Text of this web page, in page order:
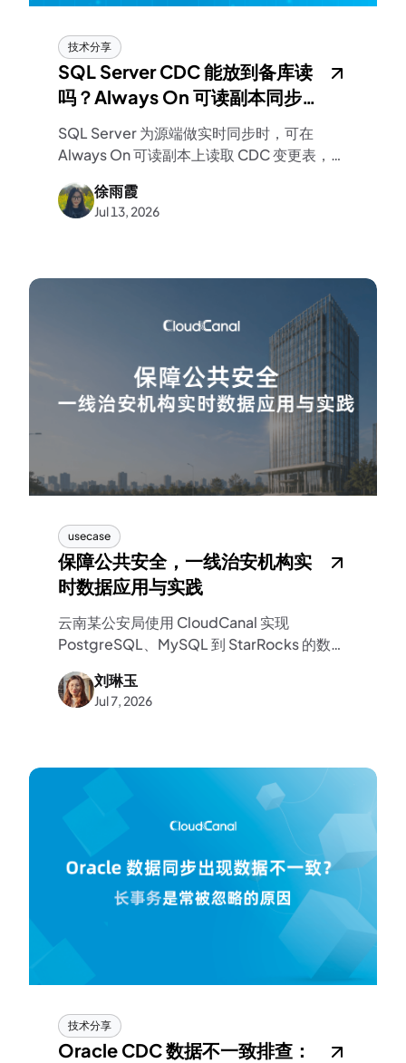
技术分享
SQL Server CDC 能放到备库读
吗？Always On 可读副本同步优
化实践
SQL Server 为源端做实时同步时，可在
Always On 可读副本上读取 CDC 变更表，把
持最小读权限，并复用已有高可用架构。
徐雨霞
Jul 13, 2026
usecase
保障公共安全，一线治安机构实
时数据应用与实践
云南某公安局使用 CloudCanal 实现
PostgreSQL、MySQL 到 StarRocks 的数据
最小化，助力公共安全治理。
刘琳玉
Jul 7, 2026
技术分享
Oracle CDC 数据不一致排查：